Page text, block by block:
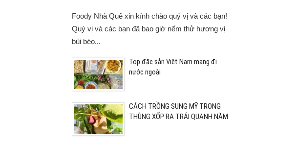
Foody Nhà Quê xin kính chào quý vị và các bạn!
Quý vị và các bạn đã bao giờ nếm thử hương vị
bùi béo...
Top đặc sản Việt Nam mang đi
nước ngoài
CÁCH TRỒNG SUNG MỸ TRONG
THÙNG XỐP RA TRÁI QUANH NĂM